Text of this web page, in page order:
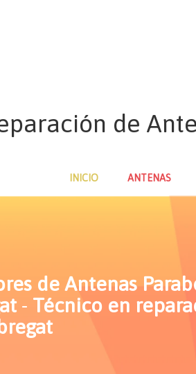
de
INICIO ANTENAS
de Antenas
- Técnico en